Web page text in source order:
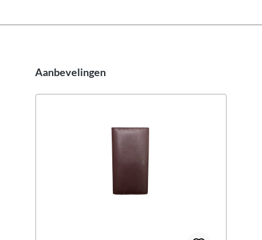
Productgalerij overslaan
Aanbevelingen